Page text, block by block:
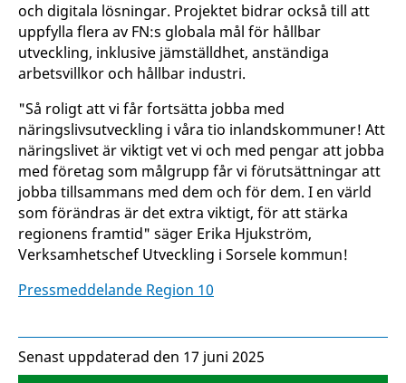
och digitala lösningar. Projektet bidrar också till att
uppfylla flera av FN:s globala mål för hållbar
utveckling, inklusive jämställdhet, anständiga
arbetsvillkor och hållbar industri.
"Så roligt att vi får fortsätta jobba med
näringslivsutveckling i våra tio inlandskommuner! Att
näringslivet är viktigt vet vi och med pengar att jobba
med företag som målgrupp får vi förutsättningar att
jobba tillsammans med dem och för dem. I en värld
som förändras är det extra viktigt, för att stärka
regionens framtid" säger Erika Hjukström,
Verksamhetschef Utveckling i Sorsele kommun!
Pressmeddelande Region 10
Senast uppdaterad den 17 juni 2025